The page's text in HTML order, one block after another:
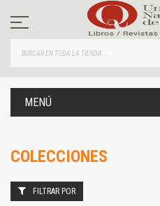
contenido
MENÚ
COLECCIONES
FILTRAR POR